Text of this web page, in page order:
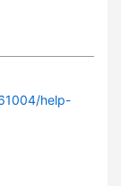
help-